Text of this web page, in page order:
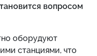
вопросом
оборудуют
станциями, что